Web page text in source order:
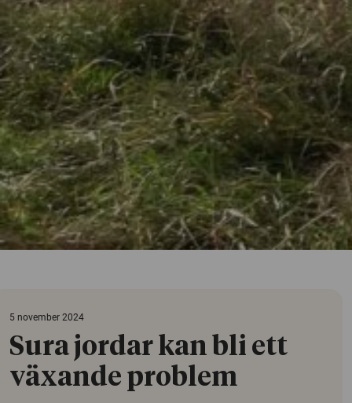
5 november 2024
Sura jordar kan bli ett
växande problem